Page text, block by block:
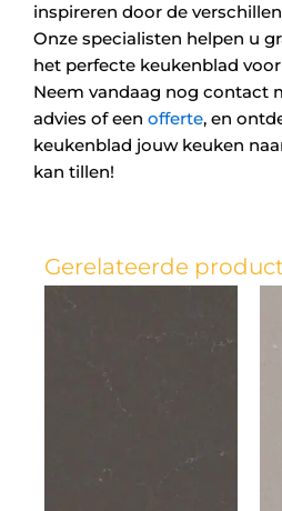
inspireren door de
Onze specialisten helpen u
het perfecte keukenblad
Neem vandaag nog contact
advies of een offerte, en
keukenblad jouw keuken
kan tillen!
Gerelateerde